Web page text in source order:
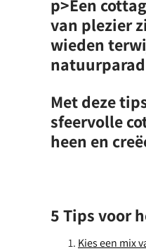
p>Een
van plezier
wieden
Met deze
sfeervolle
heen en
5 Tips voor
Kies een mix